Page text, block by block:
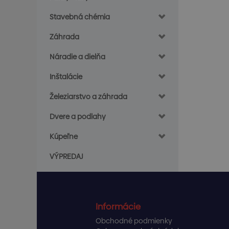
Stavebná chémia
Záhrada
Náradie a dielňa
Inštalácie
Železiarstvo a záhrada
Dvere a podlahy
Kúpeľne
VÝPREDAJ
Informácie
Obchodné podmienky